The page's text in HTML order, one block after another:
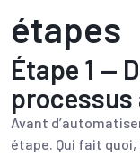
étapes
Étape 1 —
processus
Avant
étape. Qui fait